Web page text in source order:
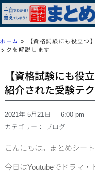
ホーム »
【資格試験にも役立つ
ックを解説します
【資格試験にも役
紹介された受験テ
2021年 5月21日
6:00 pm
カテゴリー：
ブログ
こんにちは。まとめシート
今日はYoutubeでドラマ